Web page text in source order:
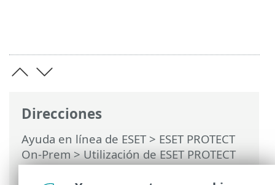
Direcciones
Ayuda en línea de ESET> ESET PROTECT
On-Prem>Utilización de ESET PROTECT
On-Prem>ESET PROTECT On-Prem Menú